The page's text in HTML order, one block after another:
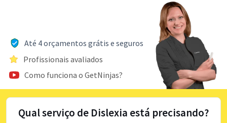
Até 4 orçamentos grátis e seguros
Profissionais avaliados
Como funciona o GetNinjas?
Qual serviço de Dislexia está precisando?